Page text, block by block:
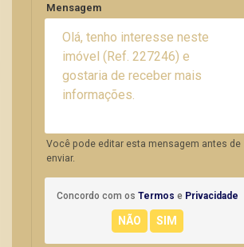
Mensagem
Você pode editar esta mensagem antes de
enviar.
Concordo com os Termos e Privacidade